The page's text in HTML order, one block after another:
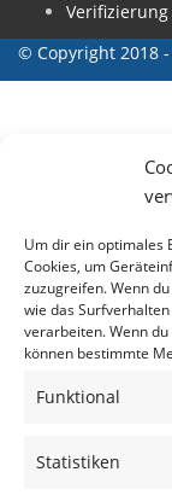
Um dir ein optimales
Cookies, um
zuzugreifen. Wenn
wie das
verarbeiten. Wenn
können bestimmte
Funktional
Statistiken
© Copyright 2018